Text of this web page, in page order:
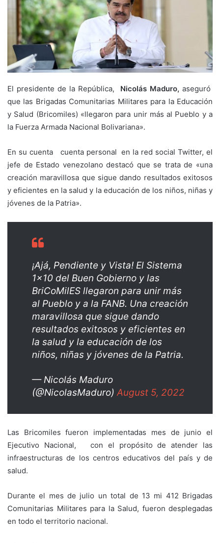
El presidente de la República, Nicolás Maduro, aseguró
que las Brigadas Comunitarias Militares para la Educación
y Salud (Bricomiles) «llegaron para unir más al Pueblo y a
la Fuerza Armada Nacional Bolivariana».
En su cuenta cuenta personal en la red social Twitter, el
jefe de Estado venezolano destacó que se trata de «una
creación maravillosa que sigue dando resultados exitosos
y eficientes en la salud y la educación de los niños, niñas y
jóvenes de la Patria».
¡Ajá, Pendiente y Vista! El Sistema
1×10 del Buen Gobierno y las
BriCoMilES llegaron para unir más
al Pueblo y a la FANB. Una creación
maravillosa que sigue dando
resultados exitosos y eficientes en
la salud y la educación de los
niños, niñas y jóvenes de la Patria.
— Nicolás Maduro
(@NicolasMaduro)August 5, 2022
Las Bricomiles fueron implementadas mes de junio el
Ejecutivo Nacional, con el propósito de atender las
infraestructuras de los centros educativos del país y de
salud.
Durante el mes de julio un total de 13 mi 412 Brigadas
Comunitarias Militares para la Salud, fueron desplegadas
en todo el territorio nacional.